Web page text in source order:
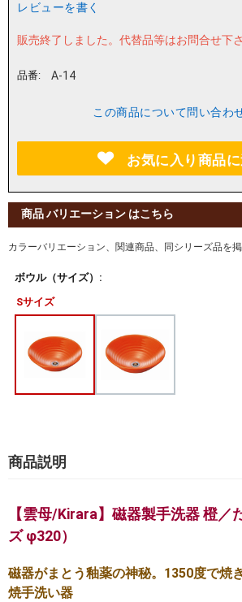
レビューを書く
販売終了しました。 代替品等はお問合せ下さ
品番: A-14
この商品について問い合わ
お気に入り商品
商品 バリエーション はこちら
カラーバリエーション、関連商品、同シリーズ品を掲
ボウル（サイズ）:
Sサイズ
商品説明
【雲母/Kirara】磁器製手洗器 橙／
ズ φ320）
磁器がまとう釉薬の神秘。1350度で焼
焼手洗い器